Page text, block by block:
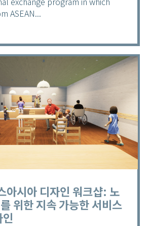
ASEAN...
아시아 디자인 워크샵: 노
위한 지속 가능한 서비스